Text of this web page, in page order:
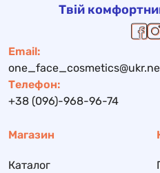
Твій
Email:
Телефон:
+38 (096)-968-96-74
Магазин
Каталог